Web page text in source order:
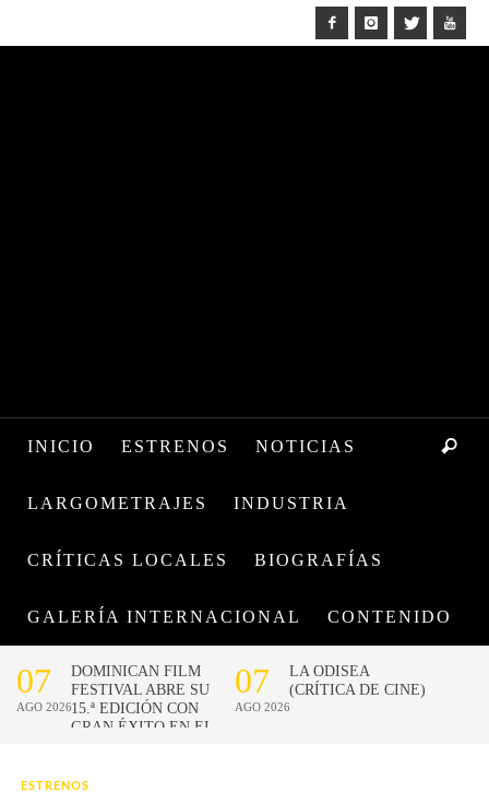
INICIO ESTRENOS NOTICIAS
LARGOMETRAJES INDUSTRIA
CRÍTICAS LOCALES BIOGRAFÍAS
GALERÍA INTERNACIONAL CONTENIDO
ESTRENOS